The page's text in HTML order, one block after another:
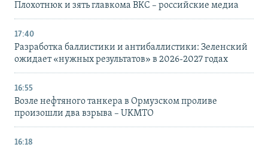
Плохотнюк и зять главкома ВКС – российские медиа
17:40
Разработка баллистики и антибаллистики: Зеленский
ожидает «нужных результатов» в 2026-2027 годах
16:55
Возле нефтяного танкера в Ормузском проливе
произошли два взрыва – UKMTO
16:18